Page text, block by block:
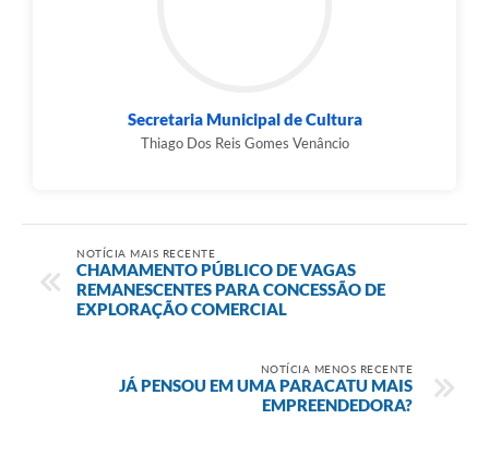
Secretaria Municipal de Cultura
Thiago Dos Reis Gomes Venâncio
NOTÍCIA MAIS RECENTE
CHAMAMENTO PÚBLICO DE VAGAS
REMANESCENTES PARA CONCESSÃO DE
EXPLORAÇÃO COMERCIAL
NOTÍCIA MENOS RECENTE
JÁ PENSOU EM UMA PARACATU MAIS
EMPREENDEDORA?